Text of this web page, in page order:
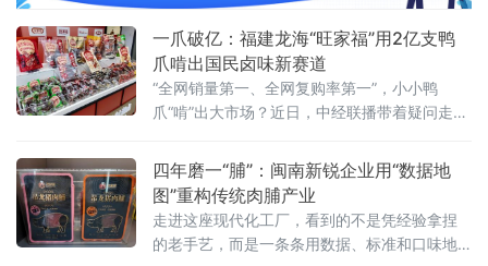
一爪破亿：福建龙海“旺家福”用2亿支鸭
爪啃出国民卤味新赛道
“全网销量第一、全网复购率第一”，小小鸭
爪“啃”出大市场？近日，中经联播带着疑问走进
有厂区、5.8万平方米现代化车间智能高效，全
自动生产线有序作业，标准化生产保障产品品
质稳定可靠。据了解，全家福集团创立于2004
年，深耕食品行业二十余年，从单一肉制品加
工，发展为肉制品、烘焙馅料多元经营，已形
四年磨一“脯”：闽南新锐企业用“数据地
图”重构传统肉脯产业
走进这座现代化工厂，看到的不是凭经验拿捏
的老手艺，而是一条条用数据、标准和口味地